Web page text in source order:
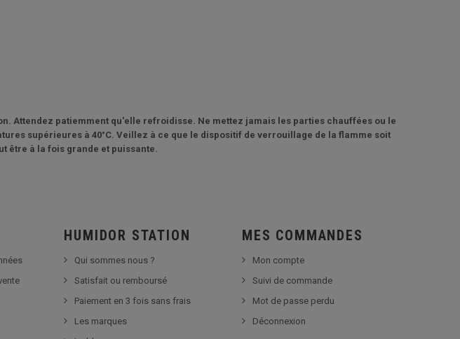
Attendez patiemment qu'elle refroidisse. Ne mettez jamais les parties chauffées ou le
supérieures à 40°C. Veillez à ce que le dispositif de verrouillage de la flamme soit
être à la fois grande et puissante.
HUMIDOR STATION
Qui sommes nous ?
Satisfait ou remboursé
Paiement en 3 fois sans frais
Les marques
MES COMMANDES
Mon compte
Suivi de commande
Mot de passe perdu
Déconnexion